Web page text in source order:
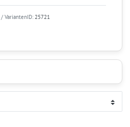
/ VariantenID: 25721